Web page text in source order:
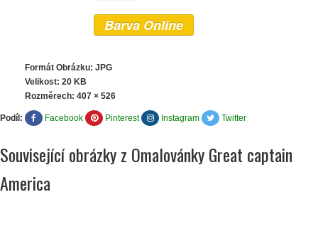
Barva Online
Formát Obrázku: JPG
Velikost: 20 KB
Rozměrech: 407 × 526
Podíl: Facebook Pinterest Instagram Twitter
Související obrázky z Omalovánky Great captain
America